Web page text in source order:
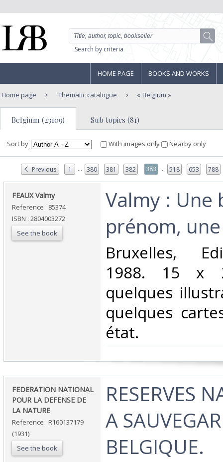
Search by criteria
HOME PAGE BOOKS AND WORKS
Home page Thematic catalogue Belgium
Belgium (23109) Sub topics (81)
Sort by With images only Nearby only
Previous 1 ... 380 381 382 383 ... 518 653 788
‎FEAUX Valmy‎
Reference : 85374
ISBN : 2804003272
See the book
‎Valmy : Une
prénom,
‎Bruxelles,
1988. 15 x
quelques
quelques
état.‎
‎FEDERATION NATIONAL
POUR LA DEFENSE DE
LA NATURE‎
Reference : R160137179
(1931)
See the book
‎RESERVES
A
BELGIQUE.‎